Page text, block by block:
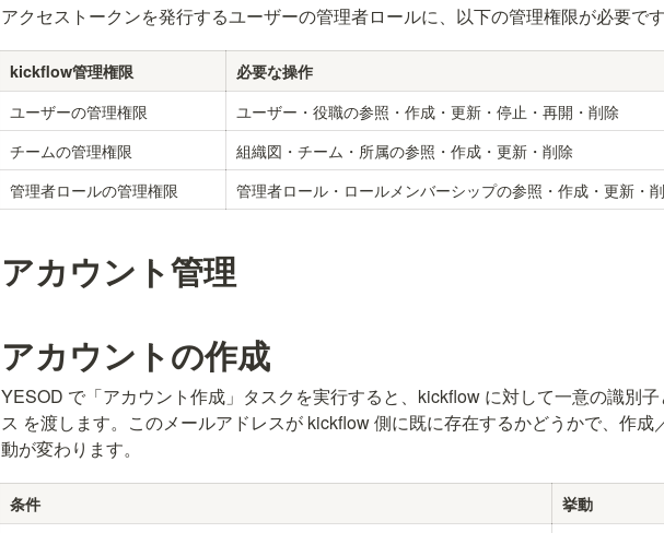
アクセストークンを発行するユーザーの管理者ロールに、以下の管理権限が必要です
kickflow管理権限 必要な操作
ユーザーの管理権限
ユーザー・役職の参照・作成・更新・停止・再開・削除
チームの管理権限
組織図・チーム・所属の参照・作成・更新・削除
管理者ロールの管理権限
管理者ロール・ロールメンバーシップの参照・作成・更新・
アカウント管理
アカウントの作成
YESOD で「アカウント作成」タスクを実行すると、kickflow に対して一意の識別
ス を渡します。このメールアドレスが kickflow 側に既に存在するかどうかで、作成
動が変わります。
条件 挙動